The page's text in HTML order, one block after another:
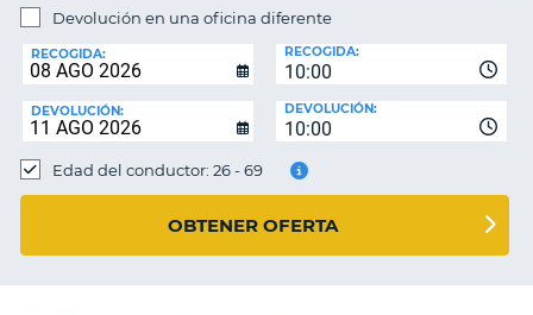
ESPAÑA
Devolución en una oficina diferente
DE
DEVOLUCIÓN:
RECOGIDA:
10:00
RECOGIDA:
DEVOLUCIÓN:
10:00
DEVOLUCIÓN:
Edad del conductor: 26 - 69
OBTENER OFERTA